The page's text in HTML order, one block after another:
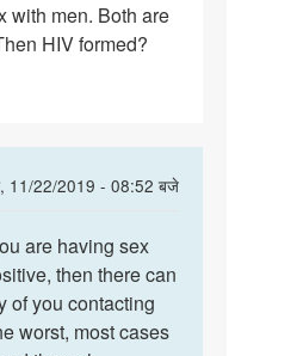
with men. Both are
HIV formed?
11/22/2019 - 08:52 बजे
are having sex
then there can
of you contacting
worst, most cases